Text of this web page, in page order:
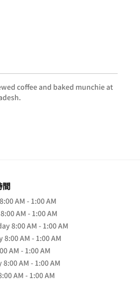
coffee and baked munchie at
間
8:00 AM - 1:00 AM
8:00 AM - 1:00 AM
8:00 AM - 1:00 AM
8:00 AM - 1:00 AM
AM - 1:00 AM
8:00 AM - 1:00 AM
AM - 1:00 AM